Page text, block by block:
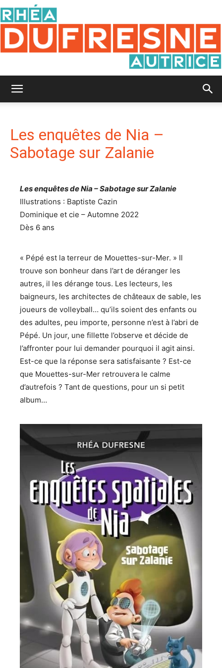
Dufresne
Les enquêtes de Nia –
Sabotage sur Zalanie
Les enquêtes de Nia – Sabotage sur Zalanie
Illustrations : Baptiste Cazin
Dominique et cie – Automne 2022
Dès 6 ans
« Pépé est la terreur de Mouettes-sur-Mer. » Il
trouve son bonheur dans l’art de déranger les
autres, il les dérange tous. Les lecteurs, les
baigneurs, les architectes de châteaux de sable, les
joueurs de volleyball… qu’ils soient des enfants ou
des adultes, peu importe, personne n’est à l’abri de
Pépé. Un jour, une fillette l’observe et décide de
l’affronter pour lui demander pourquoi il agit ainsi.
Est-ce que la réponse sera satisfaisante ? Est-ce
que Mouettes-sur-Mer retrouvera le calme
d’autrefois ? Tant de questions, pour un si petit
album…